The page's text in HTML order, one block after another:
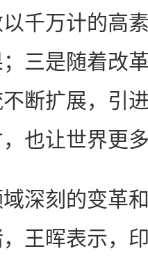
千万计的高
三是随着改
断扩展，引
也让世界更
刻的变革和
王晖表示，